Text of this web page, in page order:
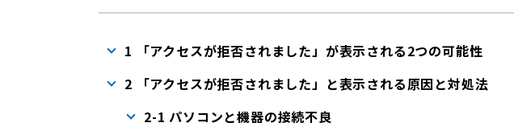
1 「アクセスが拒否されました」が表示される2つの可能性
2 「アクセスが拒否されました」と表示される原因と対処法
2-1 パソコンと機器の接続不良